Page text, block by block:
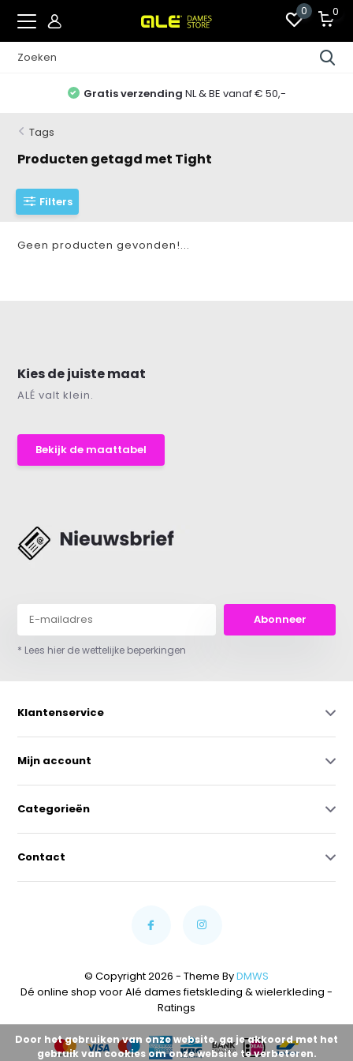
0 0
Gratis verzending NL & BE vanaf € 50,-
Tags
Producten getagd met Tight
Filters
Geen producten gevonden!...
Kies de juiste maat
ALÉ valt klein.
Bekijk de maattabel
Abonneer
* Lees hier de wettelijke beperkingen
Klantenservice
Mijn account
Categorieën
Contact
© Copyright 2026 - Theme ByDMWS
Dé online shop voor Alé dames fietskleding & wielerkleding -
Ratings
Door het gebruiken van onze website, ga je akkoord met het
gebruik van cookies om onze website te verbeteren.